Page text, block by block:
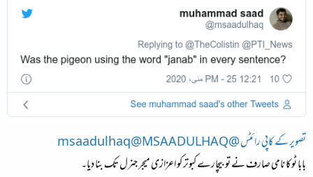
تصویر کے کاپی رائٹس @msaadulhaq@MSAADULHAQ
بابا ٹوکا نامی صارف نے تو بیچارے کبوتر کو اعزازی میجر جنرل تک بنا دیا۔